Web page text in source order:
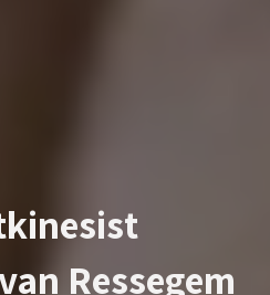
Ressegem